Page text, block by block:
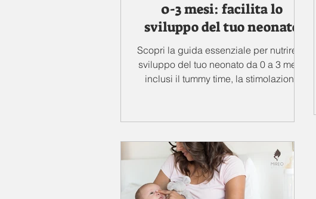
0-3 mesi: facilita lo
sviluppo del tuo neonato
Scopri la guida essenziale per nutrire lo
sviluppo del tuo neonato da 0 a 3 mesi,
inclusi il tummy time, la stimolazione